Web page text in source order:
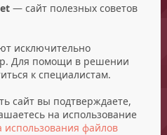
— сайт полезных советов
исключительно
Для помощи в решении
к специалистам.
сайт вы подтверждаете,
на использование
использования файлов